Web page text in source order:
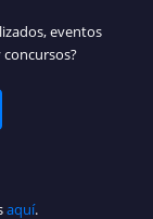
eventos
aquí.